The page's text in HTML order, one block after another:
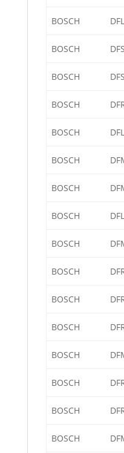
BOSCH
BOSCH
BOSCH
BOSCH
BOSCH
BOSCH
BOSCH
BOSCH
BOSCH
BOSCH
BOSCH
BOSCH
BOSCH
BOSCH
BOSCH
BOSCH